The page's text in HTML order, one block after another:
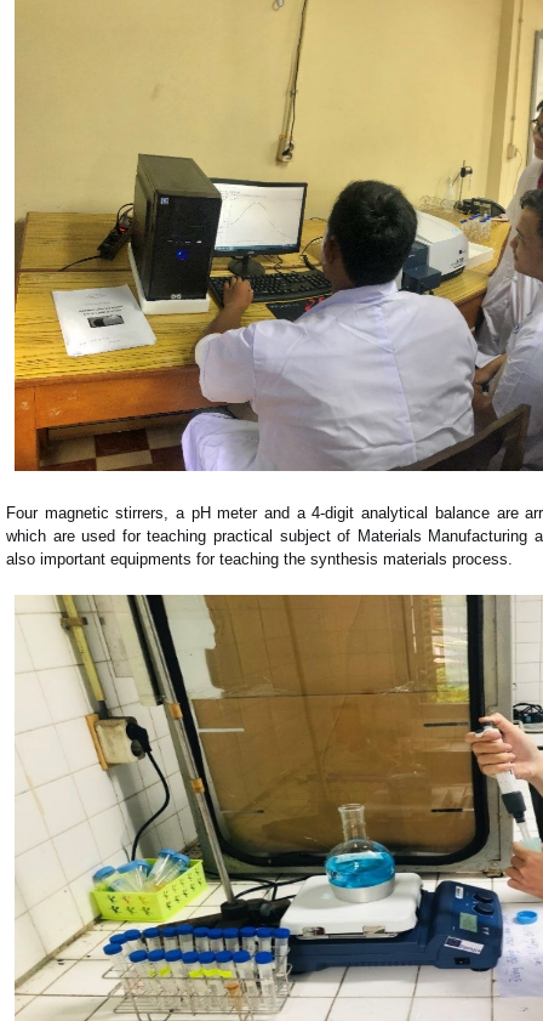
Four magnetic stirrers, a pH meter and a 4-digit analytical balance are
which are used for teaching practical subject of Materials Manufacturing
also important equipments for teaching the synthesis materials process.